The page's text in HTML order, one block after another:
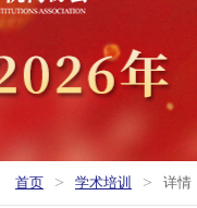
首页 > 学术培训 > 详情